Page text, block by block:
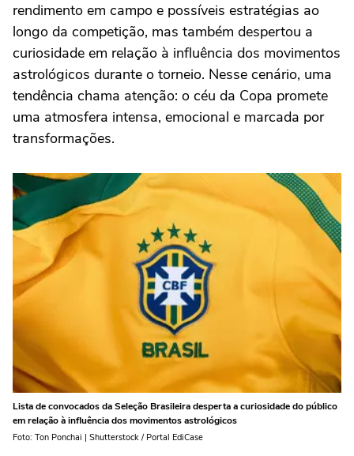
rendimento em campo e possíveis estratégias ao
longo da competição, mas também despertou a
curiosidade em relação à influência dos movimentos
astrológicos durante o torneio. Nesse cenário, uma
tendência chama atenção: o céu da Copa promete
uma atmosfera intensa, emocional e marcada por
transformações.
Lista de convocados da Seleção Brasileira desperta a curiosidade do público
em relação à influência dos movimentos astrológicos
Foto: Ton Ponchai | Shutterstock / Portal EdiCase